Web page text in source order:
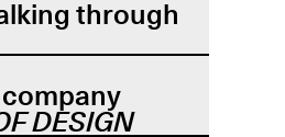
through
DESIGN